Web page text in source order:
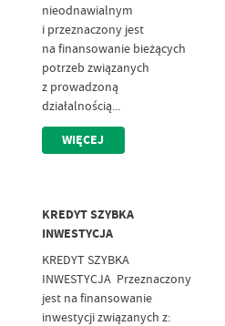
nieodnawialnym
i przeznaczony jest
na finansowanie bieżących
potrzeb związanych
z prowadzoną
działalnością...
WIĘCEJ
KREDYT SZYBKA
INWESTYCJA
KREDYT SZYBKA
INWESTYCJA Przeznaczony
jest na finansowanie
inwestycji związanych z: